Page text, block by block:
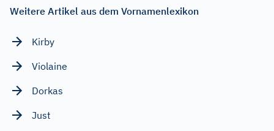
Weitere Artikel aus dem Vornamenlexikon
Kirby
Violaine
Dorkas
Just